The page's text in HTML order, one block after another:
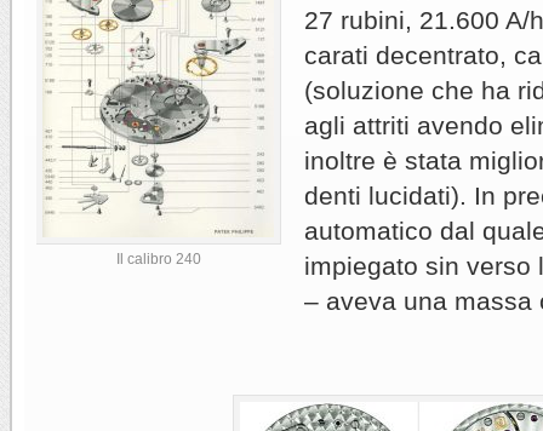
Il calibro 240
27 rubini, 21.600 A/
carati decentrato,
(soluzione che ha
agli attriti avendo
inoltre è stata
denti lucidati). In
automatico dal
impiegato sin verso
– aveva una massa